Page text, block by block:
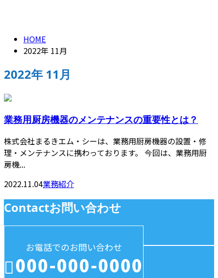
HOME
2022年 11月
2022年 11月
業務用厨房機器のメンテナンスの重要性とは？
株式会社まるきエム・シーは、業務用厨房機器の設置・修
理・メンテナンスに携わっております。 今回は、業務用厨
房機...
2022.11.04業務紹介
Contactお問い合わせ
お電話でのお問い合わせ
000-000-0000